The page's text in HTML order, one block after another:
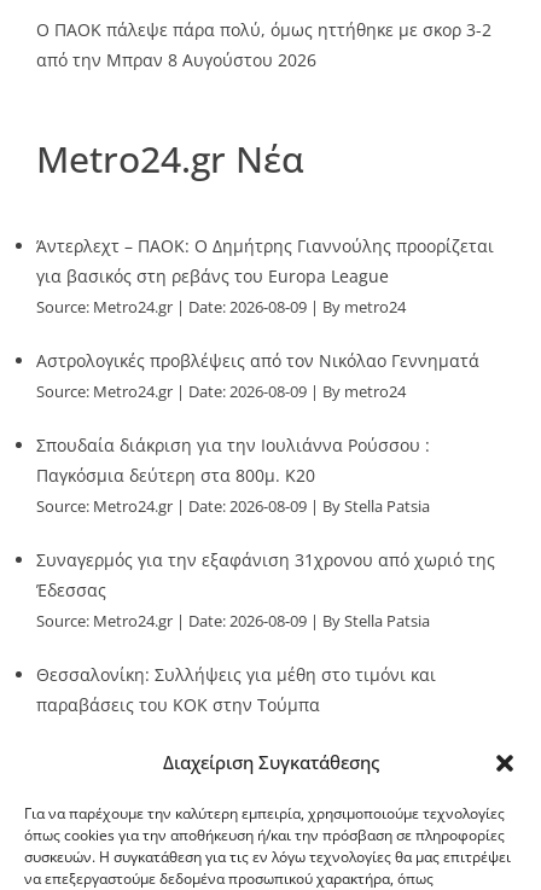
Διαχείριση Συγκατάθεσης
Για να παρέχουμε την καλύτερη εμπειρία, χρησιμοποιούμε τεχνολογίες
όπως cookies για την αποθήκευση ή/και την πρόσβαση σε πληροφορίες
συσκευών. Η συγκατάθεση για τις εν λόγω τεχνολογίες θα μας επιτρέψει
να επεξεργαστούμε δεδομένα προσωπικού χαρακτήρα, όπως
Ο ΠΑΟΚ πάλεψε πάρα πολύ, όμως ηττήθηκε με σκορ 3-2
από την Μπραν 8 Αυγούστου 2026
Metro24.gr Νέα
Άντερλεχτ – ΠΑΟΚ: Ο Δημήτρης Γιαννούλης προορίζεται
για βασικός στη ρεβάνς του Europa League
Source: Metro24.gr Date: 2026-08-09 By metro24
Αστρολογικές προβλέψεις από τον Νικόλαο Γεννηματά
Source: Metro24.gr Date: 2026-08-09 By metro24
Σπουδαία διάκριση για την Ιουλιάννα Ρούσσου :
Παγκόσμια δεύτερη στα 800μ. Κ20
Source: Metro24.gr Date: 2026-08-09 By Stella Patsia
Συναγερμός για την εξαφάνιση 31χρονου από χωριό της
Έδεσσας
Source: Metro24.gr Date: 2026-08-09 By Stella Patsia
Θεσσαλονίκη: Συλλήψεις για μέθη στο τιμόνι και
παραβάσεις του ΚΟΚ στην Τούμπα